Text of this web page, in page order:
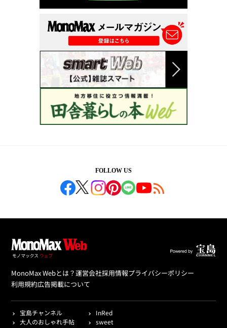
FOLLOW US
MonoMax Webとは？運営会社採用情報プライバシーポリシー
利用規約広告掲載について
宝島チャンネル
InRed
大人のおしゃれ手帖
sweet